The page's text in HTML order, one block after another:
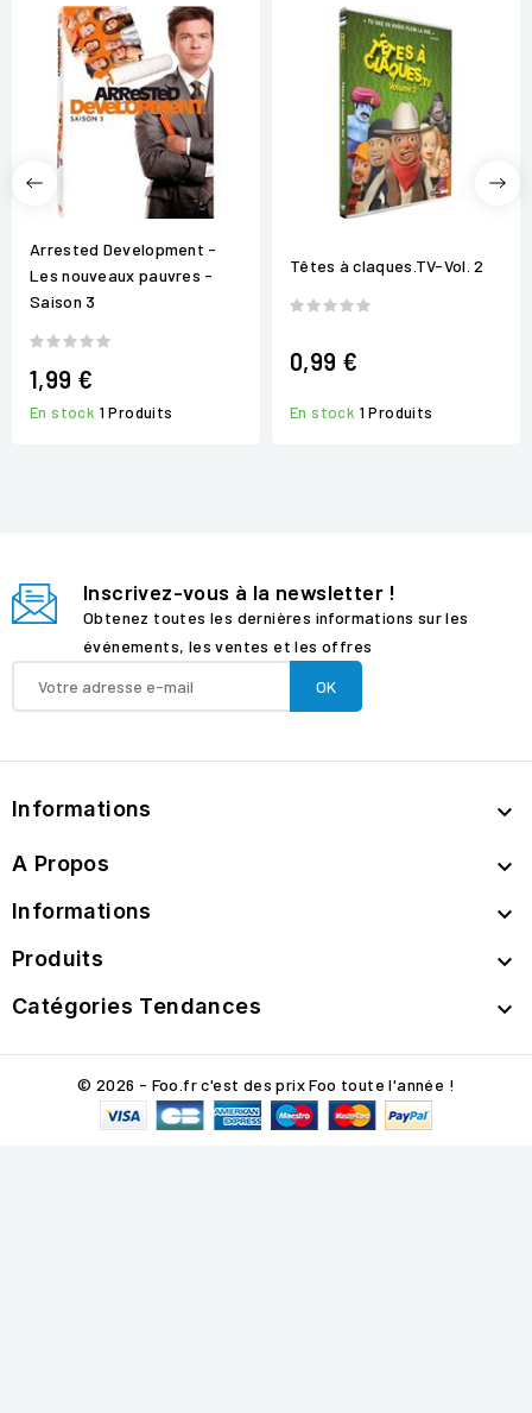
Arrested Development -
Les nouveaux pauvres -
Saison 3
1,99 €
En stock 1 Produits
Têtes à claques.TV-Vol. 2
0,99 €
En stock 1 Produits
Inscrivez-vous à la newsletter !
Obtenez toutes les dernières informations sur les
événements, les ventes et les offres
Informations 
A Propos 
Informations 
Produits 
Catégories Tendances 
© 2026 - Foo.fr c'est des prix Foo toute l'année !